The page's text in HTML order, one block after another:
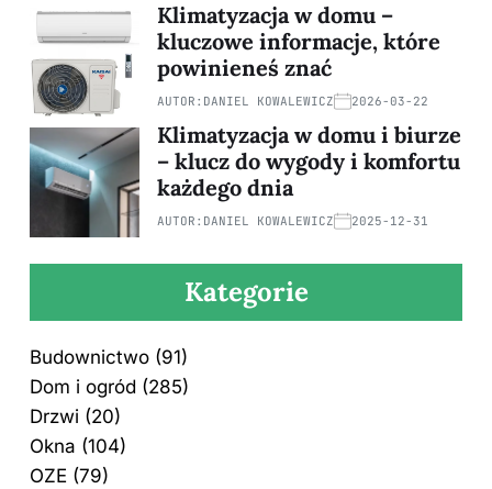
Klimatyzacja w domu –
kluczowe informacje, które
powinieneś znać
AUTOR: DANIEL KOWALEWICZ 2026-03-22
Klimatyzacja w domu i biurze
– klucz do wygody i komfortu
każdego dnia
AUTOR: DANIEL KOWALEWICZ 2025-12-31
Kategorie
Budownictwo (91)
Dom i ogród (285)
Drzwi (20)
Okna (104)
OZE (79)